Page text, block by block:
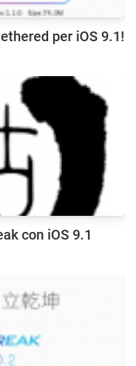
per iOS 9.1!
con iOS 9.1